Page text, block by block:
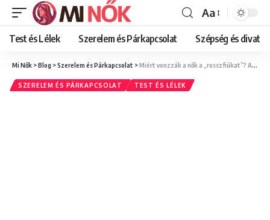
Font
Resizer
Aa
Test és Lélek Szerelem és Párkapcsolat Szépség és divat
Mi Nők >Blog >Szerelem és Párkapcsolat >Miért vonzzák a nők a „rosszfiúkat”? A megmagyarázhatatlan vonzalmak titkai – útmutató a párválasztáshoz
SZERELEM ÉS PÁRKAPCSOLAT TEST ÉS LÉLEK